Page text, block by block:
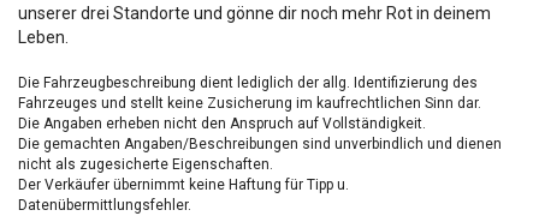
unserer drei Standorte und gönne dir noch mehr Rot in deinem
Leben.
Die Fahrzeugbeschreibung dient lediglich der allg. Identifizierung des
Fahrzeuges und stellt keine Zusicherung im kaufrechtlichen Sinn dar.
Die Angaben erheben nicht den Anspruch auf Vollständigkeit.
Die gemachten Angaben/Beschreibungen sind unverbindlich und dienen
nicht als zugesicherte Eigenschaften.
Der Verkäufer übernimmt keine Haftung für Tipp u.
Datenübermittlungsfehler.